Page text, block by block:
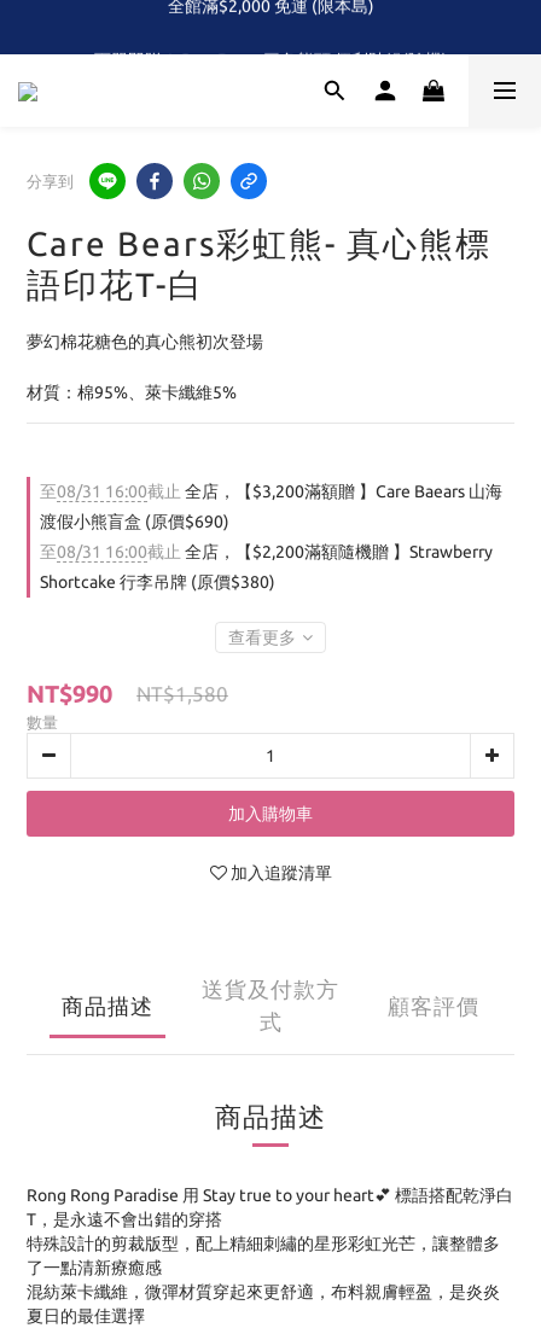
下單即贈！Care Bears 三色熊頭 便利貼組(隨機)
首次！！滿額再送Care Baears 山海渡假小熊盲包
全館滿$2,000 免運 (限本島)
分享到
Care Bears彩虹熊- 真心熊標
語印花T-白
夢幻棉花糖色的真心熊初次登場
材質：棉95%、萊卡纖維5%
至08/31 16:00截止 全店，【$3,200滿額贈 】Care Baears 山海
渡假小熊盲盒 (原價$690)
至08/31 16:00截止 全店，【$2,200滿額隨機贈 】Strawberry
Shortcake 行李吊牌 (原價$380)
查看更多
NT$990 NT$1,580
數量
加入購物車
加入追蹤清單
商品描述
送貨及付款方
式
顧客評價
商品描述
Rong Rong Paradise 用 Stay true to your heart💕 標語搭配乾淨白
T，是永遠不會出錯的穿搭
特殊設計的剪裁版型，配上精細刺繡的星形彩虹光芒，讓整體多
了一點清新療癒感
混紡萊卡纖維，微彈材質穿起來更舒適，布料親膚輕盈，是炎炎
夏日的最佳選擇